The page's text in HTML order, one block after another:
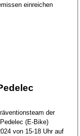
einreichen
der
(E-Bike)
von 15-18 Uhr auf